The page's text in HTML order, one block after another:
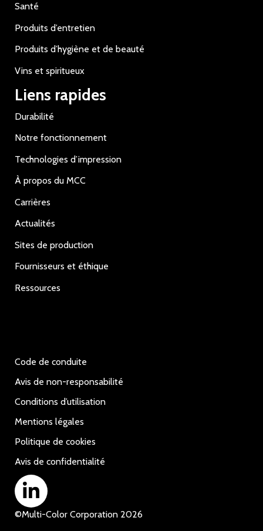
Santé
Produits d’entretien
Produits d’hygiène et de beauté
Vins et spiritueux
Liens rapides
Durabilité
Notre fonctionnement
Technologies d’impression
À propos du MCC
Carrières
Actualités
Sites de production
Fournisseurs et éthique
Ressources
©Multi-Color Corporation 2026
Code de conduite
Avis de non-responsabilité
Conditions d’utilisation
Mentions légales
Politique de cookies
Avis de confidentialité